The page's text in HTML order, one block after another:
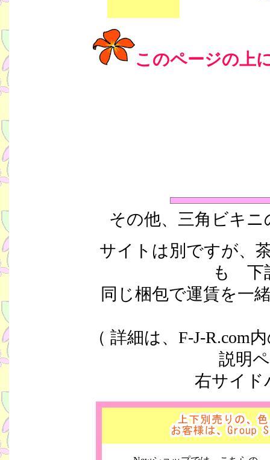
このページの上
その他、三角ビキ
サイトは別ですが、
も 下
同じ梱包で運賃を一
（ 詳細は、F-J-
説明
右サイド